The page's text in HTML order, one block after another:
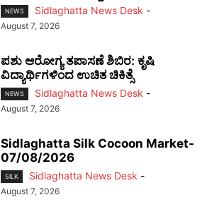
NEWS Sidlaghatta News Desk -
August 7, 2026
ಪಶು ಆರೋಗ್ಯ ತಪಾಸಣೆ ಶಿಬಿರ: ಕೃಷಿ
ವಿದ್ಯಾರ್ಥಿಗಳಿಂದ ಉಚಿತ ಚಿಕಿತ್ಸೆ
NEWS Sidlaghatta News Desk -
August 7, 2026
Sidlaghatta Silk Cocoon Market-
07/08/2026
SILK Sidlaghatta News Desk -
August 7, 2026